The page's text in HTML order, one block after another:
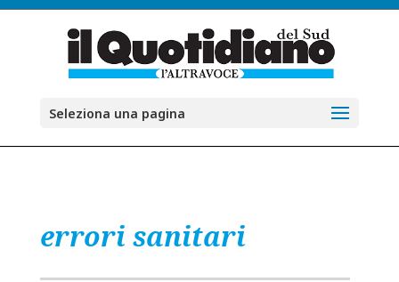
Seleziona una pagina
errori sanitari